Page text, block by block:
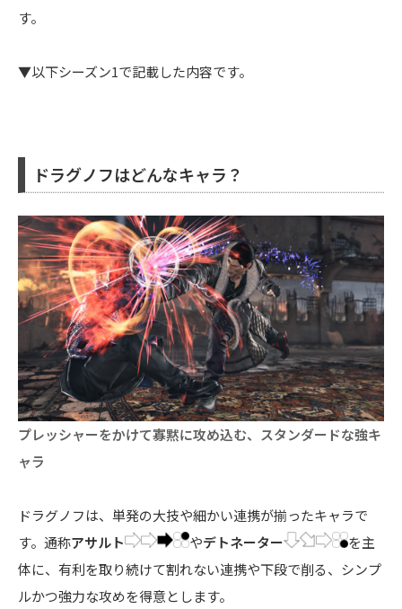
す。
▼以下シーズン1で記載した内容です。
ドラグノフはどんなキャラ？
プレッシャーをかけて寡黙に攻め込む、スタンダードな強キ
ャラ
ドラグノフは、単発の大技や細かい連携が揃ったキャラで
す。通称アサルト やデトネーター
を主
体に、有利を取り続けて割れない連携や下段で削る、シンプ
ルかつ強力な攻めを得意とします。